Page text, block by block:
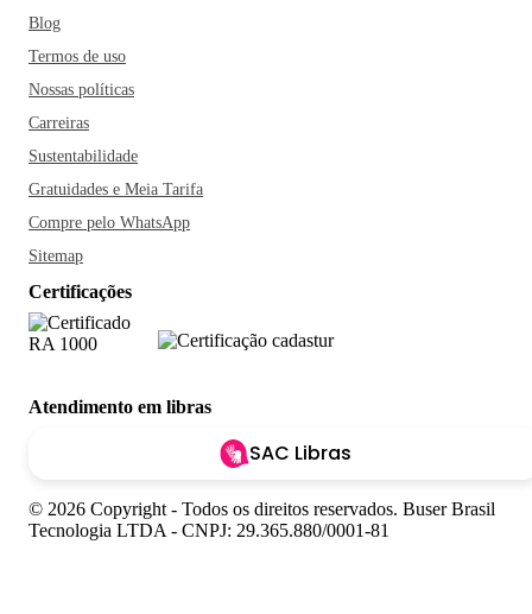
Blog
Termos de uso
Nossas políticas
Carreiras
Sustentabilidade
Gratuidades e Meia Tarifa
Compre pelo WhatsApp
Sitemap
Certificações
Atendimento em libras
SAC Libras
© 2026 Copyright - Todos os direitos reservados. Buser Brasil
Tecnologia LTDA - CNPJ: 29.365.880/0001-81